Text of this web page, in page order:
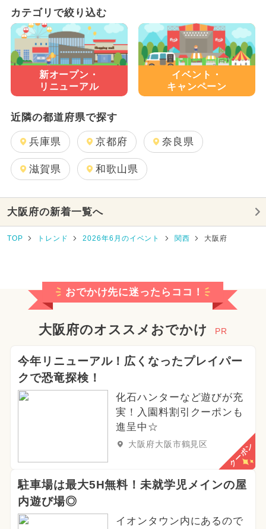
カテゴリで絞り込む
新オープン・
リニューアル
イベント・
キャンペーン
近隣の都道府県で探す
兵庫県 京都府 奈良県
滋賀県 和歌山県
大阪府の新着一覧へ
TOP トレンド 2026年6月のイベント 関西 大阪府
おでかけ先に迷ったらココ！
大阪府のオススメおでかけ PR
今年リニューアル！広くなったプレイパー
クで恐竜探検！
化石ハンターなど遊びが充
実！入園料割引クーポンも
進呈中☆
大阪府大阪市鶴見区 クーポン
駐車場は最大5H無料！未就学児メインの屋
内遊び場◎
イオンタウン内にあるので